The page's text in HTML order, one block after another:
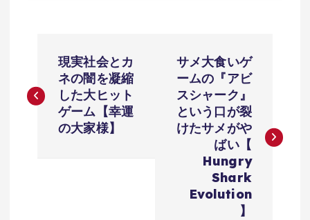
稿
ナ
現実社会とカ
ネの闇を凝縮
した大ヒット
ゲーム【幸運
の大家様】
サメ大食いゲ
ームの『アビ
スシャーク』
という口が裂
けたサメがや
ばい【
Hungry
Shark
Evolution
】